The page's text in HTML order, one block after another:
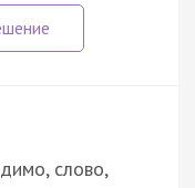
слово,